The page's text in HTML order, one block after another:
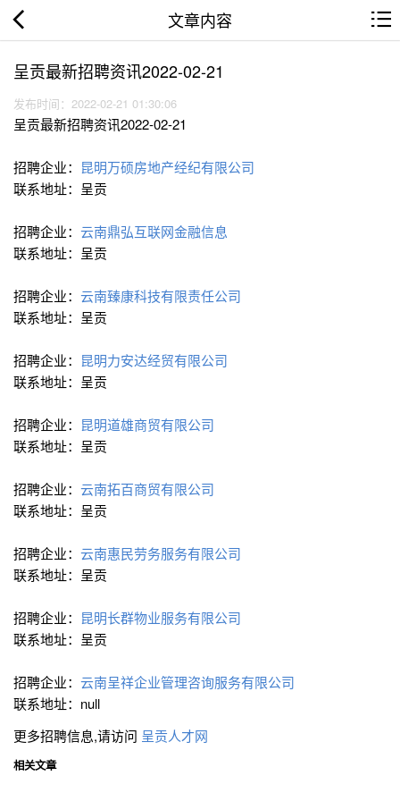
文章内容
呈贡最新招聘资讯2022-02-21
发布时间：2022-02-21 01:30:06
呈贡最新招聘资讯2022-02-21
招聘企业： 昆明万硕房地产经纪有限公司
联系地址：呈贡
招聘企业： 云南鼎弘互联网金融信息
联系地址：呈贡
招聘企业： 云南臻康科技有限责任公司
联系地址：呈贡
招聘企业： 昆明力安达经贸有限公司
联系地址：呈贡
招聘企业： 昆明道雄商贸有限公司
联系地址：呈贡
招聘企业： 云南拓百商贸有限公司
联系地址：呈贡
招聘企业： 云南惠民劳务服务有限公司
联系地址：呈贡
招聘企业： 昆明长群物业服务有限公司
联系地址：呈贡
招聘企业： 云南呈祥企业管理咨询服务有限公司
联系地址：null
更多招聘信息,请访问 呈贡人才网
相关文章